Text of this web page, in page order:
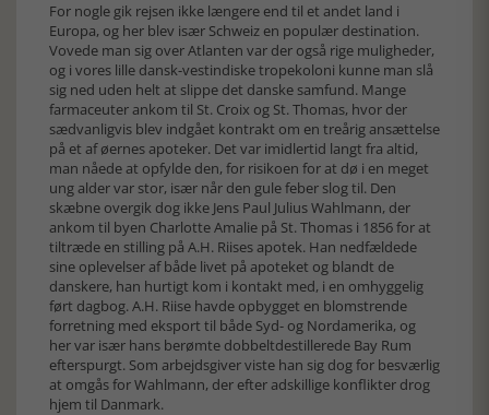
For nogle gik rejsen ikke længere end til et andet land i
Europa, og her blev især Schweiz en populær destination.
Vovede man sig over Atlanten var der også rige muligheder,
og i vores lille dansk-vestindiske tropekoloni kunne man slå
sig ned uden helt at slippe det danske samfund. Mange
farmaceuter ankom til St. Croix og St. Thomas, hvor der
sædvanligvis blev indgået kontrakt om en treårig ansættelse
på et af øernes apoteker. Det var imidlertid langt fra altid,
man nåede at opfylde den, for risikoen for at dø i en meget
ung alder var stor, især når den gule feber slog til. Den
skæbne overgik dog ikke Jens Paul Julius Wahlmann, der
ankom til byen Charlotte Amalie på St. Thomas i 1856 for at
tiltræde en stilling på A.H. Riises apotek. Han nedfældede
sine oplevelser af både livet på apoteket og blandt de
danskere, han hurtigt kom i kontakt med, i en omhyggelig
ført dagbog. A.H. Riise havde opbygget en blomstrende
forretning med eksport til både Syd- og Nordamerika, og
her var især hans berømte dobbeltdestillerede Bay Rum
efterspurgt. Som arbejdsgiver viste han sig dog for besværlig
at omgås for Wahlmann, der efter adskillige konflikter drog
hjem til Danmark.